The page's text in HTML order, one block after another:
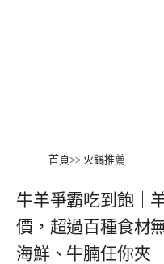
首頁>> 火鍋推薦
牛羊爭霸吃到飽｜
價，超過百種食材
海鮮、牛腩任你夾